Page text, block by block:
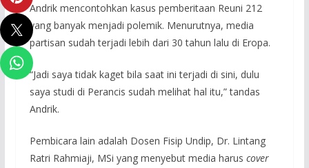
Andrik mencontohkan kasus pemberitaan Reuni 212
yang banyak menjadi polemik. Menurutnya, media
partisan sudah terjadi lebih dari 30 tahun lalu di Eropa.
“Jadi saya tidak kaget bila saat ini terjadi di sini, dulu
saya studi di Perancis sudah melihat hal itu,” tandas
Andrik.
Pembicara lain adalah Dosen Fisip Undip, Dr. Lintang
Ratri Rahmiaji, MSi yang menyebut media harus cover